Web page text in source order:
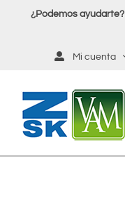
¿Podemos ayudarte?
Mi cuenta